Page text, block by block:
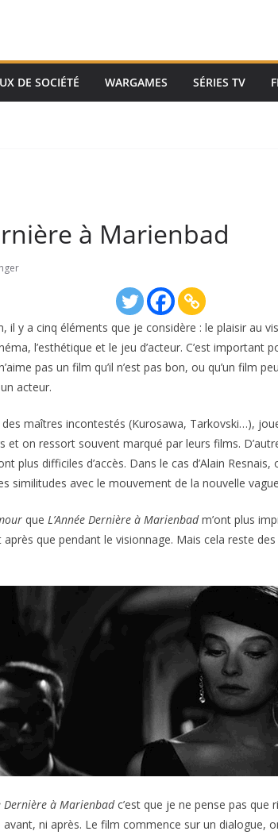
DE SOCIÉTÉ WARGAMES SÉRIES TV
à Marienbad
il y a cinq éléments que je considère : le plaisir au
l’esthétique et le jeu d’acteur. C’est important
pas un film qu’il n’est pas bon, ou qu’un film
acteur.
maîtres incontestés (Kurosawa, Tarkovski…),
et on ressort souvent marqué par leurs films.
plus difficiles d’accès. Dans le cas d’Alain
similitudes avec le mouvement de la nouvelle
que L’Année Dernière à Marienbadm’ont plus
que pendant le visionnage. Mais cela reste
Dernière à Marienbadc’est que je ne pense pas que
ni après. Le film commence sur un dialogue,